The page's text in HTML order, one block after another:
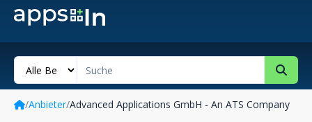
/Anbieter/Advanced Applications GmbH - An ATS Company